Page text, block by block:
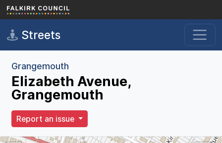
Skip to main content
Streets
Grangemouth
Elizabeth Avenue,
Grangemouth
Report an issue